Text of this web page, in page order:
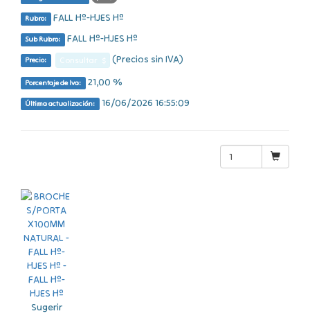
Rubro: FALL Hº-HJES Hº
Sub Rubro: FALL Hº-HJES Hº
Precio: Consultar $ (Precios sin IVA)
Porcentaje de Iva: 21,00 %
Última actualización: 16/06/2026 16:55:09
Sugerir